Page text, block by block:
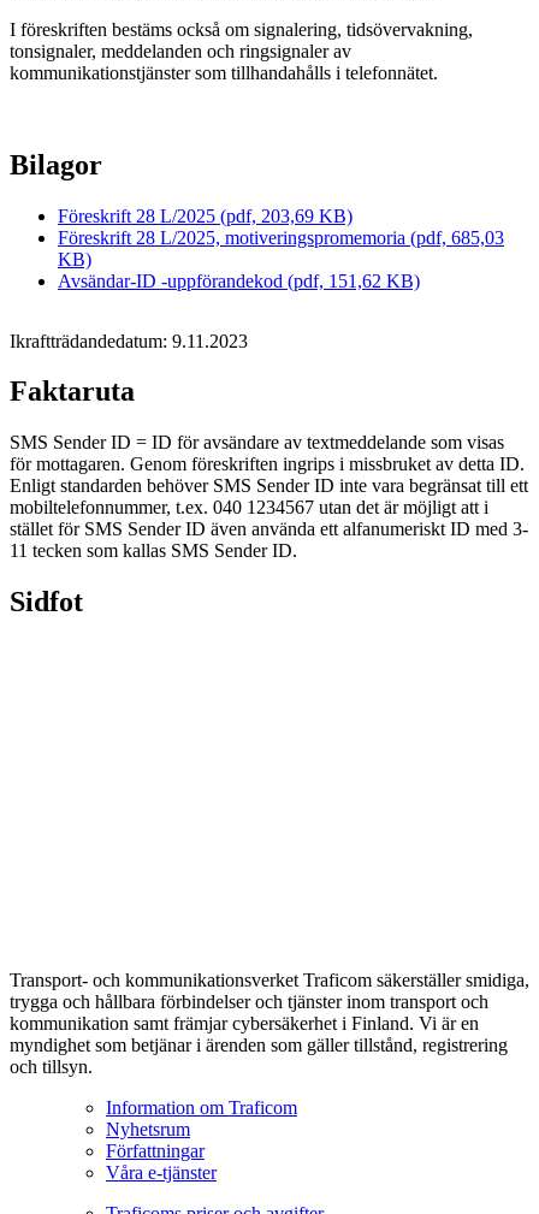
I föreskriften bestäms också om signalering, tidsövervakning,
tonsignaler, meddelanden och ringsignaler av
kommunikationstjänster som tillhandahålls i telefonnätet.
Bilagor
Föreskrift 28 L/2025 (pdf, 203,69 KB)
Föreskrift 28 L/2025, motiveringspromemoria (pdf, 685,03
KB)
Avsändar-ID -uppförandekod (pdf, 151,62 KB)
Ikraftträdandedatum: 9.11.2023
Faktaruta
SMS Sender ID = ID för avsändare av textmeddelande som visas
för mottagaren. Genom föreskriften ingrips i missbruket av detta ID.
Enligt standarden behöver SMS Sender ID inte vara begränsat till ett
mobiltelefonnummer, t.ex. 040 1234567 utan det är möjligt att i
stället för SMS Sender ID även använda ett alfanumeriskt ID med 3-
11 tecken som kallas SMS Sender ID.
Sidfot
Transport- och kommunikationsverket Traficom säkerställer smidiga,
trygga och hållbara förbindelser och tjänster inom transport och
kommunikation samt främjar cybersäkerhet i Finland. Vi är en
myndighet som betjänar i ärenden som gäller tillstånd, registrering
och tillsyn.
Information om Traficom
Nyhetsrum
Författningar
Våra e-tjänster